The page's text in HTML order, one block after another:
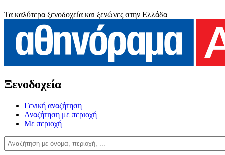
Τα καλύτερα ξενοδοχεία και ξενώνες στην Ελλάδα
Ξενοδοχεία
Γενική αναζήτηση
Αναζήτηση με περιοχή
Με περιοχή